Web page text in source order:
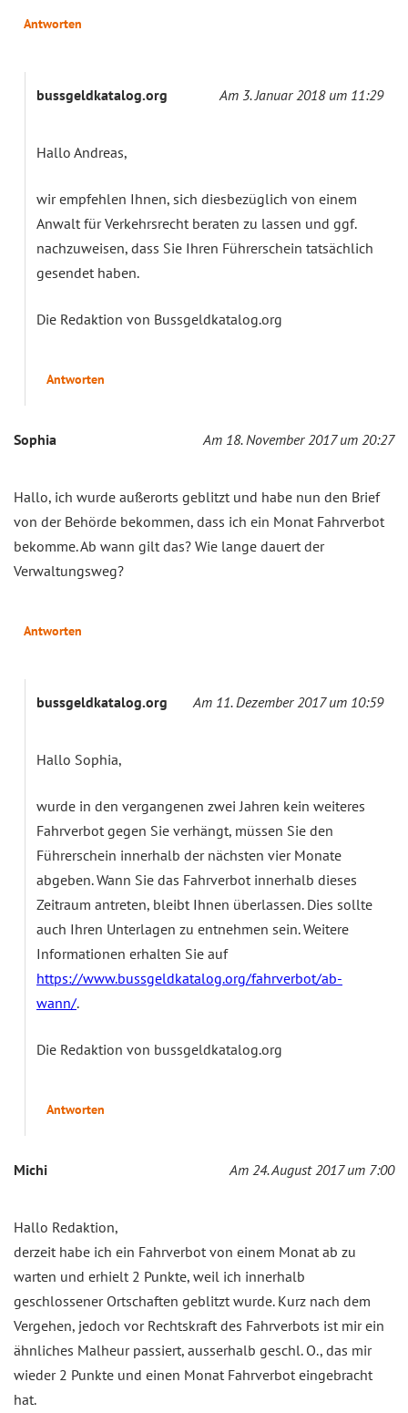
Antworten
bussgeldkatalog.org Am 3. Januar 2018 um 11:29
Hallo Andreas,
wir empfehlen Ihnen, sich diesbezüglich von einem
Anwalt für Verkehrsrecht beraten zu lassen und ggf.
nachzuweisen, dass Sie Ihren Führerschein tatsächlich
gesendet haben.
Die Redaktion von Bussgeldkatalog.org
Antworten
Sophia Am 18. November 2017 um 20:27
Hallo, ich wurde außerorts geblitzt und habe nun den Brief
von der Behörde bekommen, dass ich ein Monat Fahrverbot
bekomme. Ab wann gilt das? Wie lange dauert der
Verwaltungsweg?
Antworten
bussgeldkatalog.org Am 11. Dezember 2017 um 10:59
Hallo Sophia,
wurde in den vergangenen zwei Jahren kein weiteres
Fahrverbot gegen Sie verhängt, müssen Sie den
Führerschein innerhalb der nächsten vier Monate
abgeben. Wann Sie das Fahrverbot innerhalb dieses
Zeitraum antreten, bleibt Ihnen überlassen. Dies sollte
auch Ihren Unterlagen zu entnehmen sein. Weitere
Informationen erhalten Sie auf
https://www.bussgeldkatalog.org/fahrverbot/ab-
wann/.
Die Redaktion von bussgeldkatalog.org
Antworten
Michi Am 24. August 2017 um 7:00
Hallo Redaktion,
derzeit habe ich ein Fahrverbot von einem Monat ab zu
warten und erhielt 2 Punkte, weil ich innerhalb
geschlossener Ortschaften geblitzt wurde. Kurz nach dem
Vergehen, jedoch vor Rechtskraft des Fahrverbots ist mir ein
ähnliches Malheur passiert, ausserhalb geschl. O., das mir
wieder 2 Punkte und einen Monat Fahrverbot eingebracht
hat.